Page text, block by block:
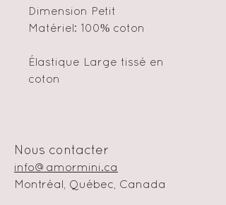
Dimension Petit
Matériel: 100% coton
Élastique Large tissé en
coton
Nous contacter
info@amormini.ca
Montréal, Québec, Canada